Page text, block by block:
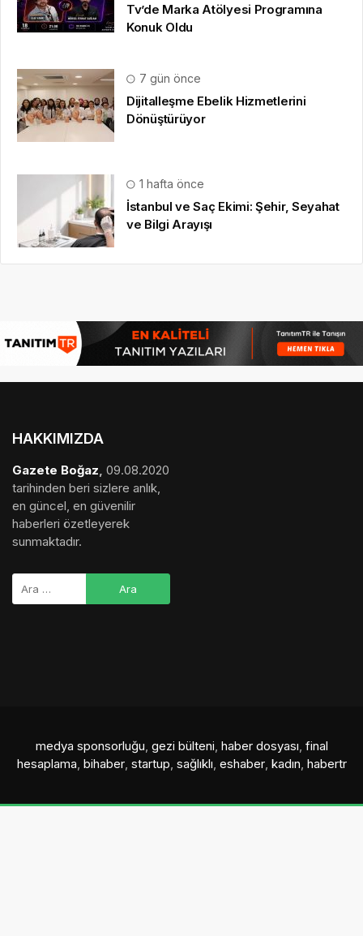
Tv’de Marka Atölyesi Programına
Konuk Oldu
7 gün önce
Dijitalleşme Ebelik Hizmetlerini
Dönüştürüyor
1 hafta önce
İstanbul ve Saç Ekimi: Şehir, Seyahat
ve Bilgi Arayışı
HAKKIMIZDA
Gazete Boğaz, 09.08.2020
tarihinden beri sizlere anlık,
en güncel, en güvenilir
haberleri özetleyerek
sunmaktadır.
medya sponsorluğu, gezi bülteni, haber dosyası, final
hesaplama, bihaber, startup, sağlıklı, eshaber, kadın, habertr